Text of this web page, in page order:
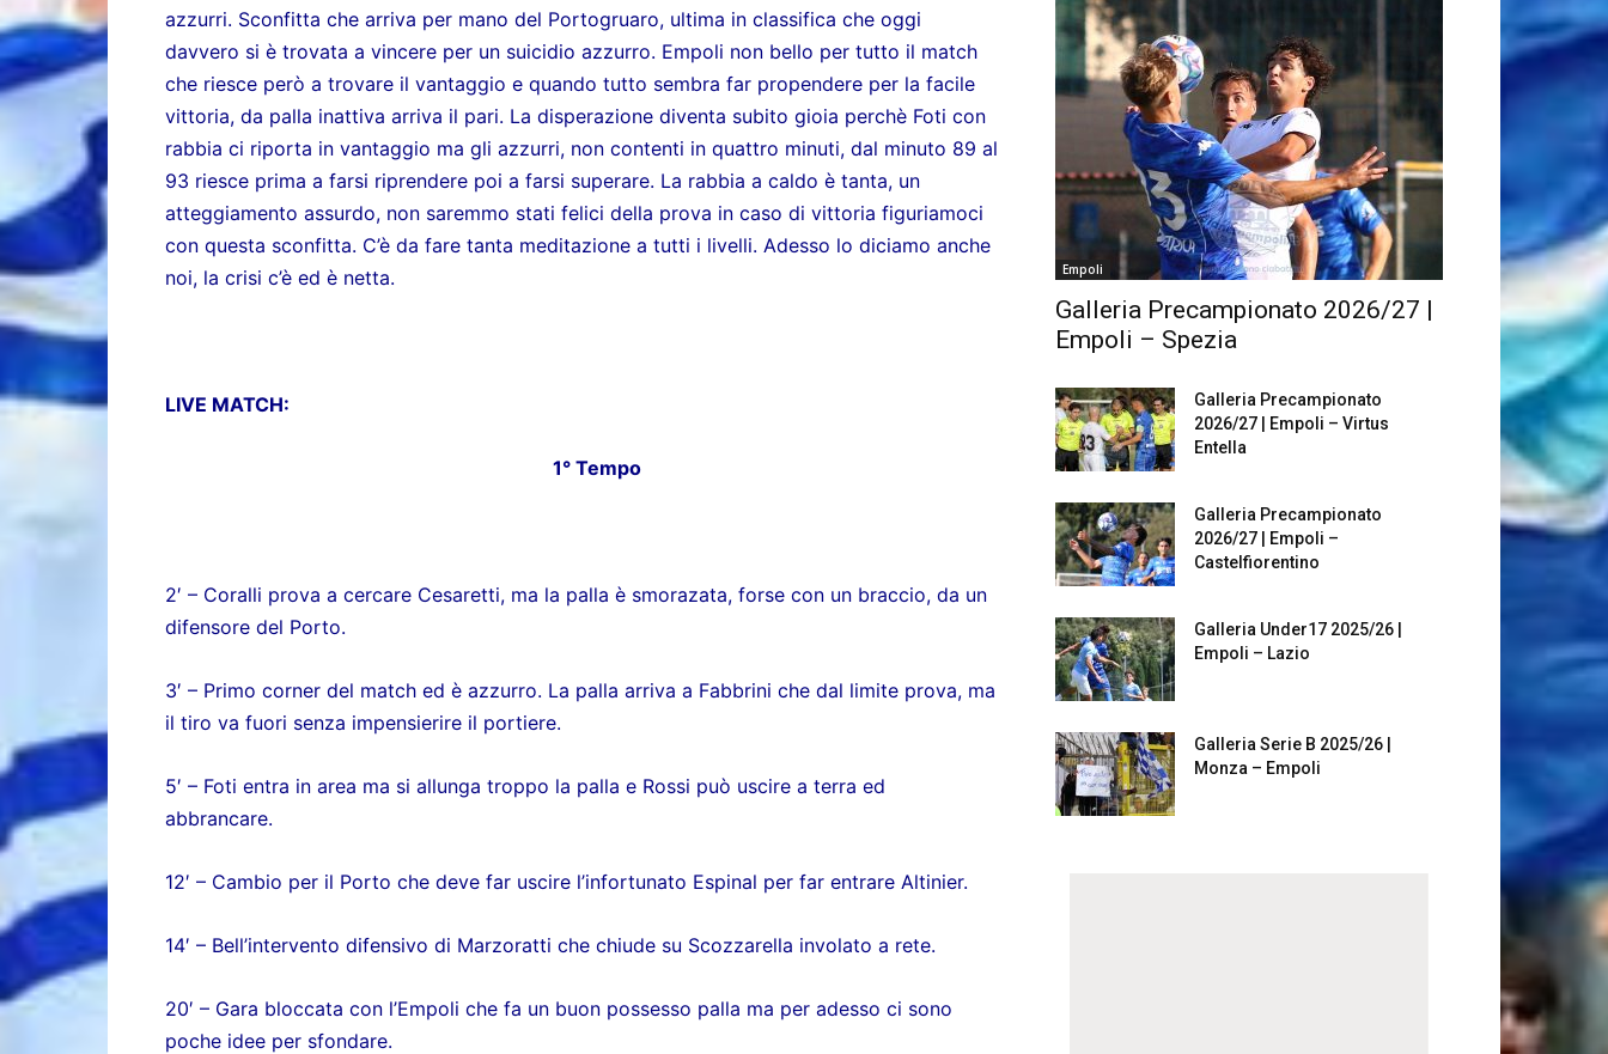
azzurri. Sconfitta che arriva per mano del Portogruaro, ultima in classifica che oggi
davvero si è trovata a vincere per un suicidio azzurro. Empoli non bello per tutto il match
che riesce però a trovare il vantaggio e quando tutto sembra far propendere per la facile
vittoria, da palla inattiva arriva il pari. La disperazione diventa subito gioia perchè Foti con
rabbia ci riporta in vantaggio ma gli azzurri, non contenti in quattro minuti, dal minuto 89 al
93 riesce prima a farsi riprendere poi a farsi superare. La rabbia a caldo è tanta, un
atteggiamento assurdo, non saremmo stati felici della prova in caso di vittoria figuriamoci
con questa sconfitta. C’è da fare tanta meditazione a tutti i livelli. Adesso lo diciamo anche
noi, la crisi c’è ed è netta.
LIVE MATCH:
1° Tempo
2′ – Coralli prova a cercare Cesaretti, ma la palla è smorazata, forse con un braccio, da un
difensore del Porto.
3′ – Primo corner del match ed è azzurro. La palla arriva a Fabbrini che dal limite prova, ma
il tiro va fuori senza impensierire il portiere.
5′ – Foti entra in area ma si allunga troppo la palla e Rossi può uscire a terra ed
abbrancare.
12′ – Cambio per il Porto che deve far uscire l’infortunato Espinal per far entrare Altinier.
14′ – Bell’intervento difensivo di Marzoratti che chiude su Scozzarella involato a rete.
20′ – Gara bloccata con l’Empoli che fa un buon possesso palla ma per adesso ci sono
poche idee per sfondare.
Empoli
Galleria Precampionato 2026/27 |
Empoli – Spezia
Galleria Precampionato
2026/27 | Empoli – Virtus
Entella
Galleria Precampionato
2026/27 | Empoli –
Castelfiorentino
Galleria Under17 2025/26 |
Empoli – Lazio
Galleria Serie B 2025/26 |
Monza – Empoli